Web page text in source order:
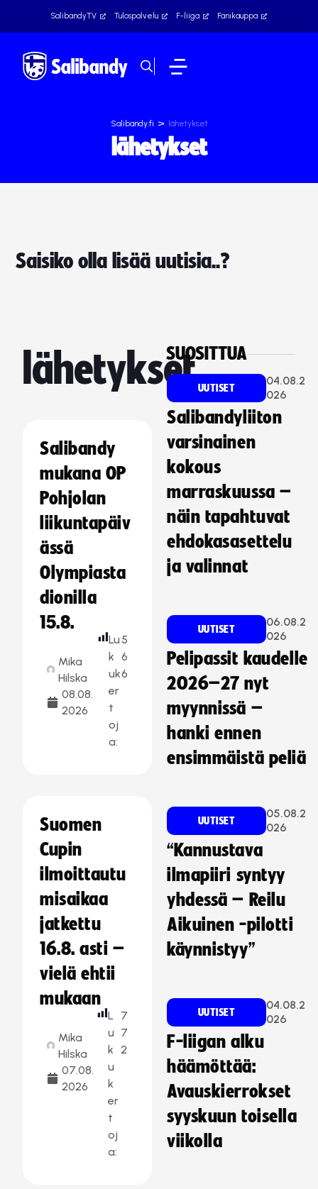
SalibandyTV Tulospalvelu F-liiga Fanikauppa
Salibandy.fi > lähetykset
lähetykset
Saisiko olla lisää uutisia..?
lähetykset
Salibandy
mukana OP
Pohjolan
liikuntapäiv
ässä
Olympiasta
dionilla
15.8.
Mika
Hilska
08.08.
2026
Lu
k
uk
er
t
oj
a:
5
6
6
Suomen
Cupin
ilmoittautu
misaikaa
jatkettu
16.8. asti –
vielä ehtii
mukaan
Mika
Hilska
07.08.
2026
L
u
k
u
k
er
t
oj
a:
7
7
2
SUOSITTUA
UUTISET
04.08.2
026
Salibandyliiton
varsinainen
kokous
marraskuussa –
näin tapahtuvat
ehdokasasettelu
ja valinnat
UUTISET
06.08.2
026
Pelipassit kaudelle
2026–27 nyt
myynnissä –
hanki ennen
ensimmäistä peliä
UUTISET
05.08.2
026
“Kannustava
ilmapiiri syntyy
yhdessä – Reilu
Aikuinen -pilotti
käynnistyy”
UUTISET
04.08.2
026
F-liigan alku
häämöttää:
Avauskierrokset
syyskuun toisella
viikolla